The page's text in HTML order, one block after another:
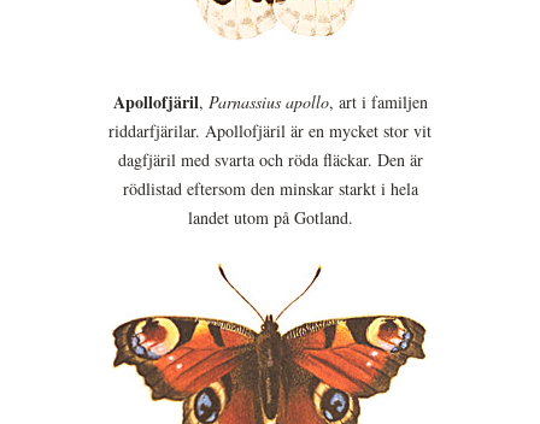
Apollofjäril, Parnassius apollo, art i familjen
riddarfjärilar. Apollofjäril är en mycket stor vit
dagfjäril med svarta och röda fläckar. Den är
rödlistad eftersom den minskar starkt i hela
landet utom på Gotland.